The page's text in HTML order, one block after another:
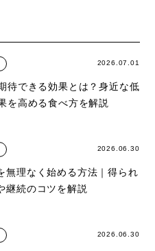
2026.07.01
待できる効果とは？身近な低
を高める食べ方を解説
2026.06.30
無理なく始める方法｜得られ
継続のコツを解説
2026.06.30